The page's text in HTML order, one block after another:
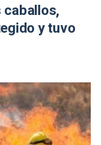
caballos,
y tuvo